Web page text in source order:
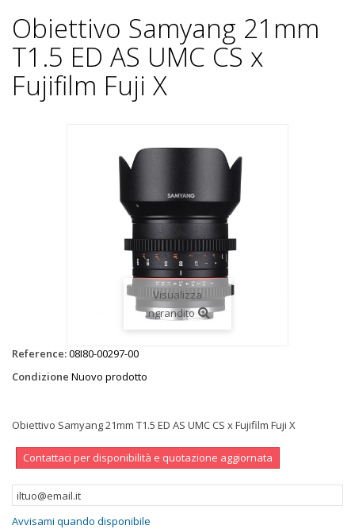
Obiettivo Samyang 21mm
T1.5 ED AS UMC CS x
Fujifilm Fuji X
Visualizza
ingrandito
Reference:08I80-00297-00
Condizione Nuovo prodotto
Obiettivo Samyang 21mm T1.5 ED AS UMC CS x Fujifilm Fuji X
Contattaci per disponibilità e quotazione aggiornata
Avvisami quando disponibile